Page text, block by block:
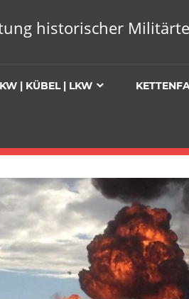
historischer
| KÜBEL | LKW